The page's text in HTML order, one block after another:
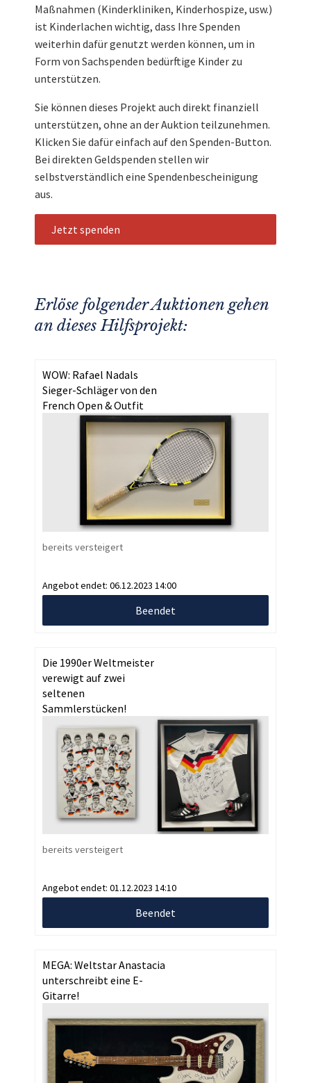
Maßnahmen (Kinderkliniken, Kinderhospize, usw.)
ist Kinderlachen wichtig, dass Ihre Spenden
weiterhin dafür genutzt werden können, um in
Form von Sachspenden bedürftige Kinder zu
unterstützen.
Sie können dieses Projekt auch direkt finanziell
unterstützen, ohne an der Auktion teilzunehmen.
Klicken Sie dafür einfach auf den Spenden-Button.
Bei direkten Geldspenden stellen wir
selbstverständlich eine Spendenbescheinigung
aus.
Jetzt spenden
Erlöse folgender Auktionen gehen
an dieses Hilfsprojekt:
WOW: Rafael Nadals
Sieger-Schläger von den
French Open & Outfit
bereits versteigert
Angebot endet: 06.12.2023 14:00
Beendet
Die 1990er Weltmeister
verewigt auf zwei
seltenen
Sammlerstücken!
bereits versteigert
Angebot endet: 01.12.2023 14:10
Beendet
MEGA: Weltstar Anastacia
unterschreibt eine E-
Gitarre!